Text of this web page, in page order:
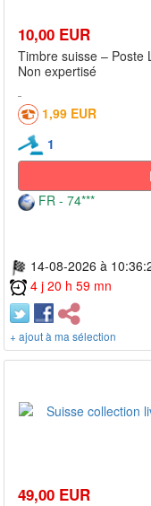
10,00 EUR
Timbre suisse – Poste
Non expertisé
1,99 EUR
1
FR - 74***
14-08-2026 à
4 j 20 h 59 mn
+ ajout à ma sélection
49,00 EUR